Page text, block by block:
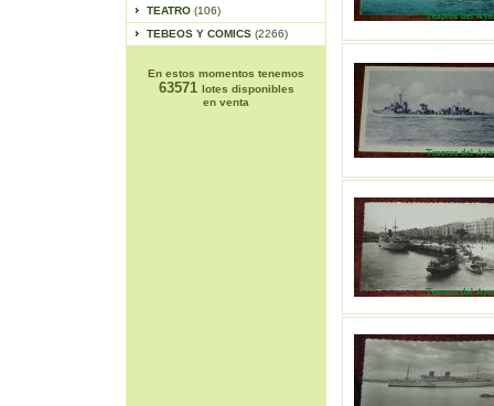
TEATRO (106)
TEBEOS Y COMICS (2266)
En estos momentos tenemos
63571 lotes disponibles
en venta